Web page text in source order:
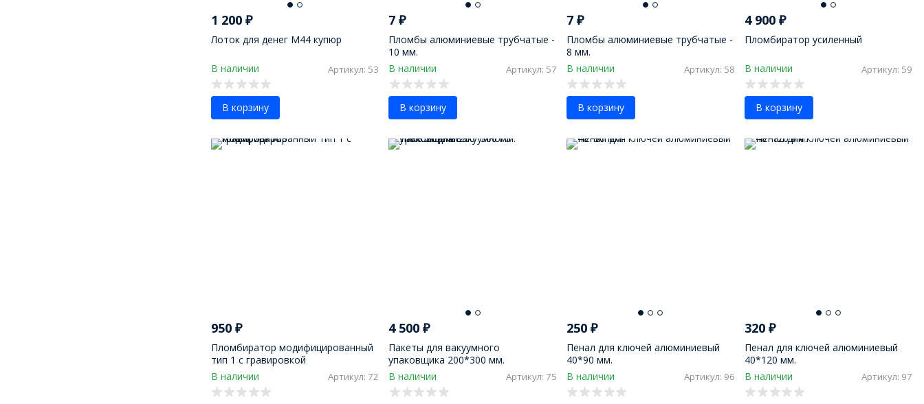
1 200 ₽
Лоток для денег М44 купюр
В наличии Артикул: 53
В корзину
7₽
Пломбы алюминиевые трубчатые -
10 мм.
В наличии
Артикул: 57
В корзину
7 ₽
Пломбы алюминиевые трубчатые -
8 мм.
В наличии
Артикул: 58
В корзину
4 900 ₽
Пломбиратор усиленный
В наличии Артикул: 59
В корзину
950 ₽
Пломбиратор модифицированный
тип 1 с гравировкой
В наличии
Артикул: 72
4 500₽
Пакеты для вакуумного
упаковщика 200*300 мм.
трёхслойные
В наличии Артикул: 75
250 ₽
Пенал для ключей алюминиевый
40*90 мм.
В наличии
Артикул: 96
320 ₽
Пенал для ключей алюминиевый
40*120 мм.
В наличии
Артикул: 97